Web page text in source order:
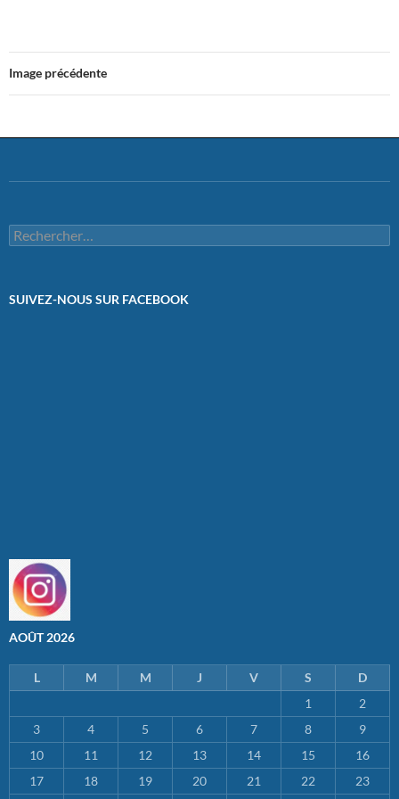
Image précédente
Rechercher :
SUIVEZ-NOUS SUR FACEBOOK
AOÛT 2026
L M M J V S
D
1
2
3
4 5 6 7 8
9
10
11 12 13 14 15
16
17
18 19 20 21 22
23